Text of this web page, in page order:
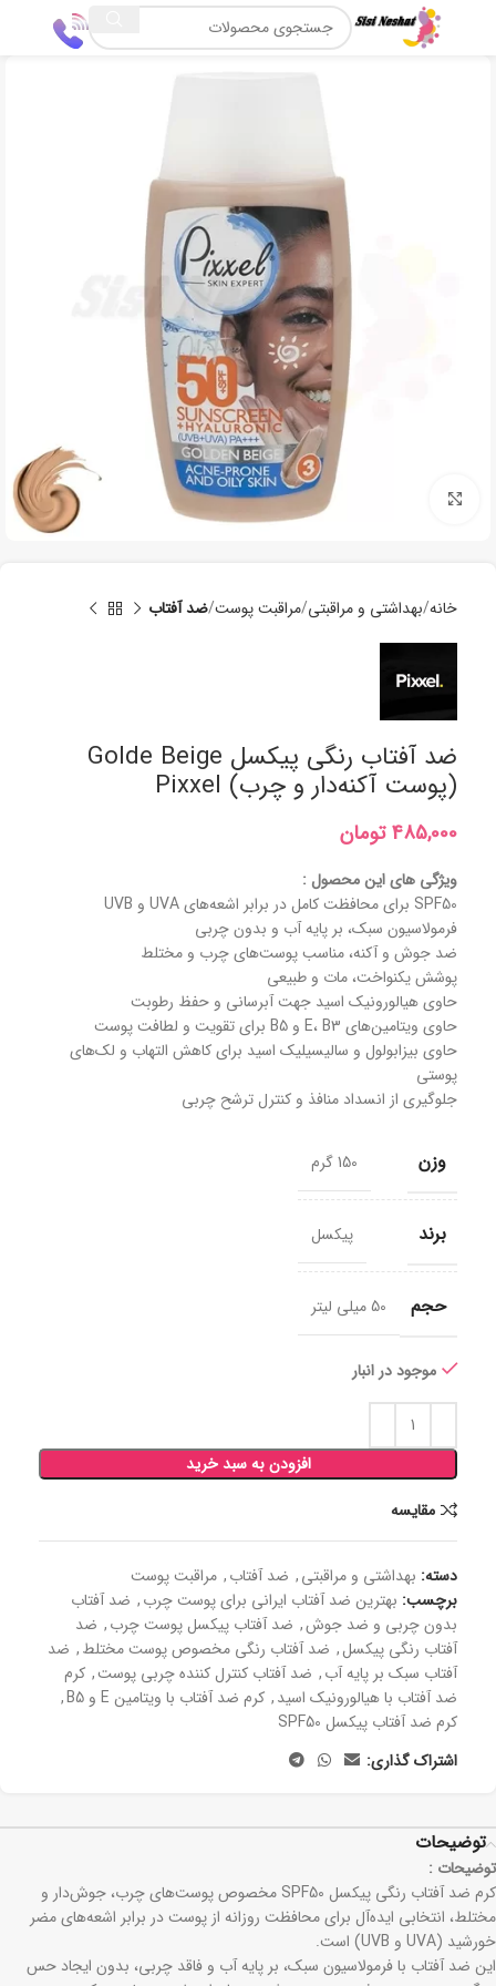
برای بزرگنمایی کلیک کنید
خانه بھداشتی و مراقبتی مراقبت پوست ضد آفتاب
ضد آفتاب رنگی پیکسل Golde Beige
(پوست آکنه‌دار و چرب) Pixxel
تومان
ویژگی های این محصول :
SPF50 برای محافظت کامل در برابر اشعه‌های UVA و UVB
فرمولاسیون سبک، بر پایه آب و بدون چربی
ضد جوش و آکنه، مناسب پوست‌های چرب و مختلط
پوشش یکنواخت، مات و طبیعی
حاوی هیالورونیک اسید جهت آبرسانی و حفظ رطوبت
حاوی ویتامین‌های E، B3 و B5 برای تقویت و لطافت پوست
حاوی بیزابولول و سالیسیلیک اسید برای کاهش التهاب و لک‌های
پوستی
جلوگیری از انسداد منافذ و کنترل ترشح چربی
وزن 150 گرم
برند پیکسل
حجم 50 میلی لیتر
موجود در انبار
افزودن به سبد خرید
مقايسه
دسته: بھداشتی و مراقبتی, ضد آفتاب, مراقبت پوست
برچسب: بهترین ضد آفتاب ایرانی برای پوست چرب, ضد آفتاب
بدون چربی و ضد جوش, ضد آفتاب پیکسل پوست چرب, ضد
آفتاب رنگی پیکسل, ضد آفتاب رنگی مخصوص پوست مختلط, ضد
آفتاب سبک بر پایه آب, ضد آفتاب کنترل کننده چربی پوست, کرم
ضد آفتاب با هیالورونیک اسید, کرم ضد آفتاب با ویتامین E و B5
,
کرم ضد آفتاب پیکسل SPF50
اشتراک گذاری:
توضیحات
توضیحات :
کرم ضد آفتاب رنگی پیکسل SPF50 مخصوص پوست‌های چرب، جوش‌دار و
مختلط، انتخابی ایده‌آل برای محافظت روزانه از پوست در برابر اشعه‌های مضر
خورشید (UVA و UVB) است.
این ضد آفتاب با فرمولاسیون سبک، بر پایه آب و فاقد چربی، بدون ایجاد حس